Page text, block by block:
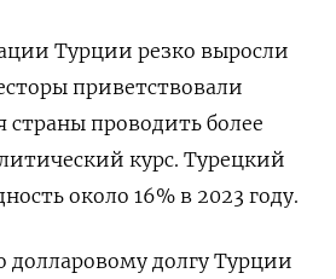
Турции резко выросли
приветствовали
проводить более
курс. Турецкий
около 16% в 2023 году.
долларовому долгу Турции